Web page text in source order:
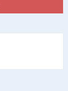
доме.
фильтр